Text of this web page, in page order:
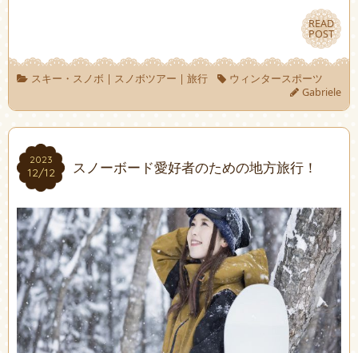
READ
POST
READ
POST
スキー・スノボ | スノボツアー | 旅行
ウィンタースポーツ
Gabriele
2023
12/12
2023
12/12 スノーボード愛好者のための地方旅行！